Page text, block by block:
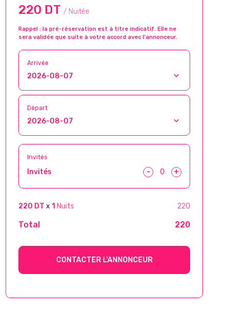
220 DT / Nuitée
Rappel : la pré-réservation est à titre indicatif. Elle ne
sera validée que suite à votre accord avec l’annonceur.
Arrivée
Départ
Invités
Invités - +
220 DT x 1 Nuits 220
Total 220
CONTACTER L'ANNONCEUR